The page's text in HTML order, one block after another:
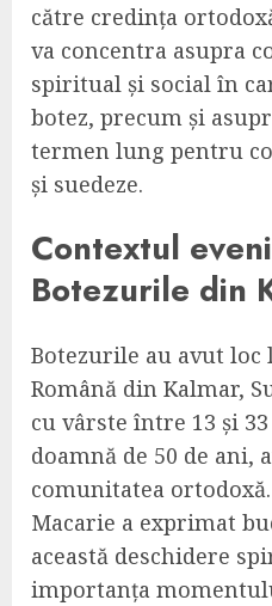
către credința
va concentra asupra
spiritual și social în
botez, precum și
termen lung pentru
și suedeze.
Contextul
Botezurile din
Botezurile au avut loc
Română din Kalmar,
cu vârste între 13 și
doamnă de 50 de
comunitatea
Macarie a exprimat
această deschidere
importanța